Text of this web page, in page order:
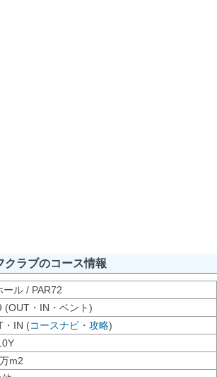
クラブのコース情報
ール / PAR72
(OUT・IN・ベント)
・IN (コースナビ・攻略)
m2